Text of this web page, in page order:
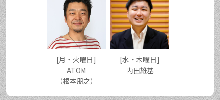
[月・火曜日]
ATOM
（根本朋之）
[水・木曜日]
内田雄基